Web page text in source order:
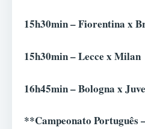
15h30min – Fiorentina x
15h30min – Lecce x Milan
16h45min – Bologna x
**Campeonato Português